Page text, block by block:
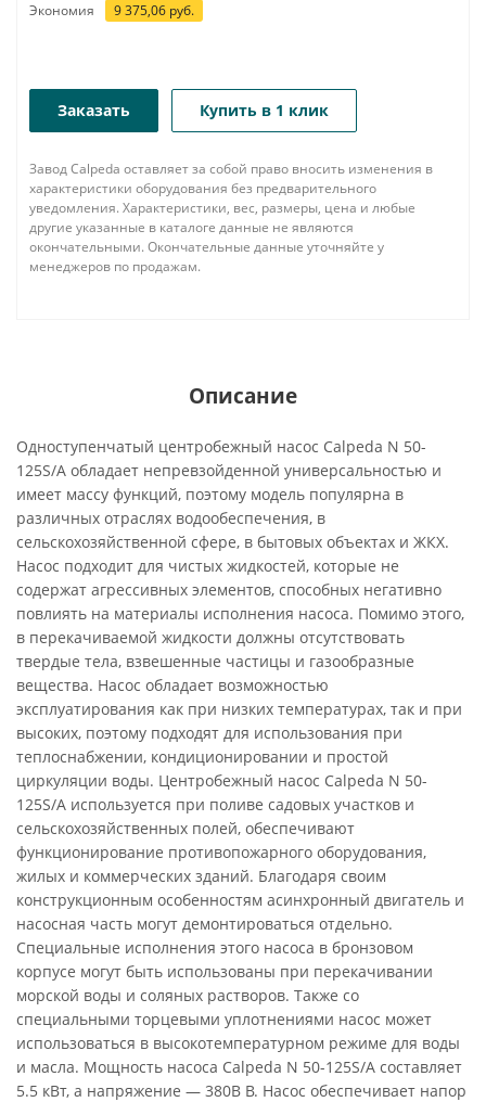
Экономия 9 375,06 руб.
Заказать Купить в 1 клик
Завод Calpeda оставляет за собой право вносить изменения в
характеристики оборудования без предварительного
уведомления. Характеристики, вес, размеры, цена и любые
другие указанные в каталоге данные не являются
окончательными. Окончательные данные уточняйте у
менеджеров по продажам.
Описание
Одноступенчатый центробежный насос Calpeda N 50-
125S/A обладает непревзойденной универсальностью и
имеет массу функций, поэтому модель популярна в
различных отраслях водообеспечения, в
сельскохозяйственной сфере, в бытовых объектах и ЖКХ.
Насос подходит для чистых жидкостей, которые не
содержат агрессивных элементов, способных негативно
повлиять на материалы исполнения насоса. Помимо этого,
в перекачиваемой жидкости должны отсутствовать
твердые тела, взвешенные частицы и газообразные
вещества. Насос обладает возможностью
эксплуатирования как при низких температурах, так и при
высоких, поэтому подходят для использования при
теплоснабжении, кондиционировании и простой
циркуляции воды. Центробежный насос Calpeda N 50-
125S/A используется при поливе садовых участков и
сельскохозяйственных полей, обеспечивают
функционирование противопожарного оборудования,
жилых и коммерческих зданий. Благодаря своим
конструкционным особенностям асинхронный двигатель и
насосная часть могут демонтироваться отдельно.
Специальные исполнения этого насоса в бронзовом
корпусе могут быть использованы при перекачивании
морской воды и соляных растворов. Также со
специальными торцевыми уплотнениями насос может
использоваться в высокотемпературном режиме для воды
и масла. Мощность насоса Calpeda N 50-125S/A составляет
5.5 кВт, а напряжение — 380В В. Насос обеспечивает напор